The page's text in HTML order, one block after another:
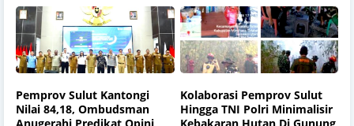
Pemprov Sulut Kantongi
Nilai 84,18, Ombudsman
Kolaborasi Pemprov Sulut
Hingga TNI Polri Minimalisir